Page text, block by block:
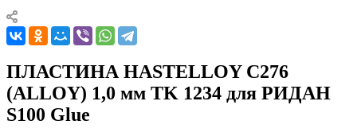
ПЛАСТИНА HASTELLOY C276
(ALLOY) 1,0 мм TK 1234 для РИДАН
S100 Glue